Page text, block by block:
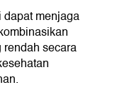
menjaga
secara